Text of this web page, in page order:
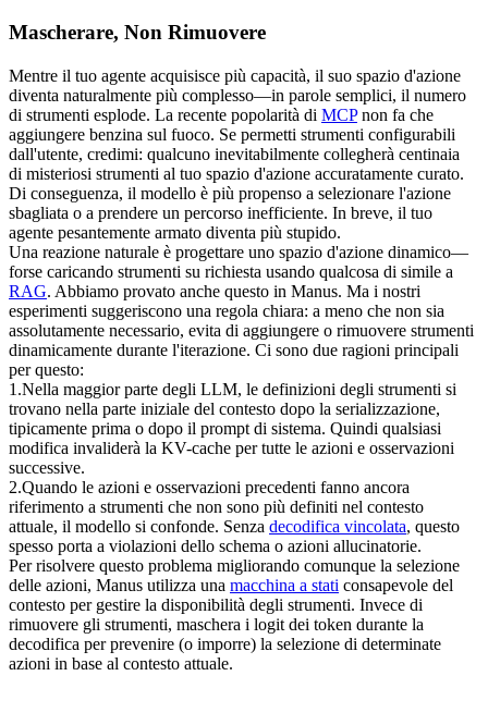
Mascherare, Non Rimuovere
Mentre il tuo agente acquisisce più capacità, il suo spazio d'azione
diventa naturalmente più complesso—in parole semplici, il numero
di strumenti esplode. La recente popolarità di MCP non fa che
aggiungere benzina sul fuoco. Se permetti strumenti configurabili
dall'utente, credimi: qualcuno inevitabilmente collegherà centinaia
di misteriosi strumenti al tuo spazio d'azione accuratamente curato.
Di conseguenza, il modello è più propenso a selezionare l'azione
sbagliata o a prendere un percorso inefficiente. In breve, il tuo
agente pesantemente armato diventa più stupido.
Una reazione naturale è progettare uno spazio d'azione dinamico—
forse caricando strumenti su richiesta usando qualcosa di simile a
RAG. Abbiamo provato anche questo in Manus. Ma i nostri
esperimenti suggeriscono una regola chiara: a meno che non sia
assolutamente necessario, evita di aggiungere o rimuovere strumenti
dinamicamente durante l'iterazione. Ci sono due ragioni principali
per questo:
1 .Nella maggior parte degli LLM, le definizioni degli strumenti si
trovano nella parte iniziale del contesto dopo la serializzazione,
tipicamente prima o dopo il prompt di sistema. Quindi qualsiasi
modifica invaliderà la KV-cache per tutte le azioni e osservazioni
successive.
2.Quando le azioni e osservazioni precedenti fanno ancora
riferimento a strumenti che non sono più definiti nel contesto
attuale, il modello si confonde. Senza decodifica vincolata, questo
spesso porta a violazioni dello schema o azioni allucinatorie.
Per risolvere questo problema migliorando comunque la selezione
delle azioni, Manus utilizza una macchina a stati consapevole del
contesto per gestire la disponibilità degli strumenti. Invece di
rimuovere gli strumenti, maschera i logit dei token durante la
decodifica per prevenire (o imporre) la selezione di determinate
azioni in base al contesto attuale.